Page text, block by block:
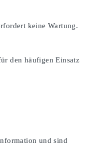
keine Wartung.
den häufigen Einsatz
und sind